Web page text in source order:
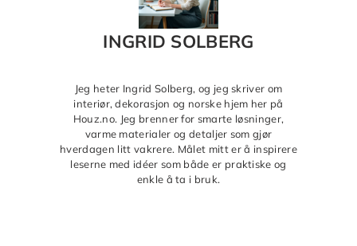
INGRID SOLBERG
Jeg heter Ingrid Solberg, og jeg skriver om
interiør, dekorasjon og norske hjem her på
Houz.no. Jeg brenner for smarte løsninger,
varme materialer og detaljer som gjør
hverdagen litt vakrere. Målet mitt er å inspirere
leserne med idéer som både er praktiske og
enkle å ta i bruk.